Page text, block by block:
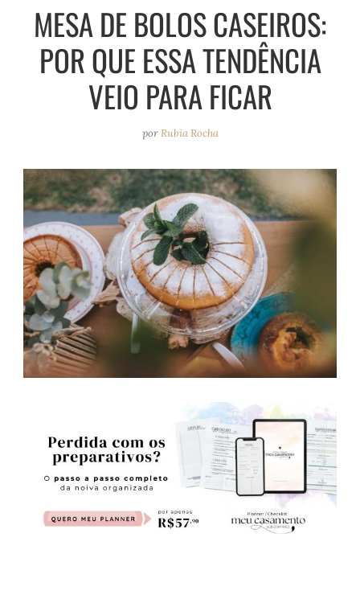
a
m
k
s
t
MESA DE BOLOS CASEIROS:
POR QUE ESSA TENDÊNCIA
VEIO PARA FICAR
porRubia Rocha